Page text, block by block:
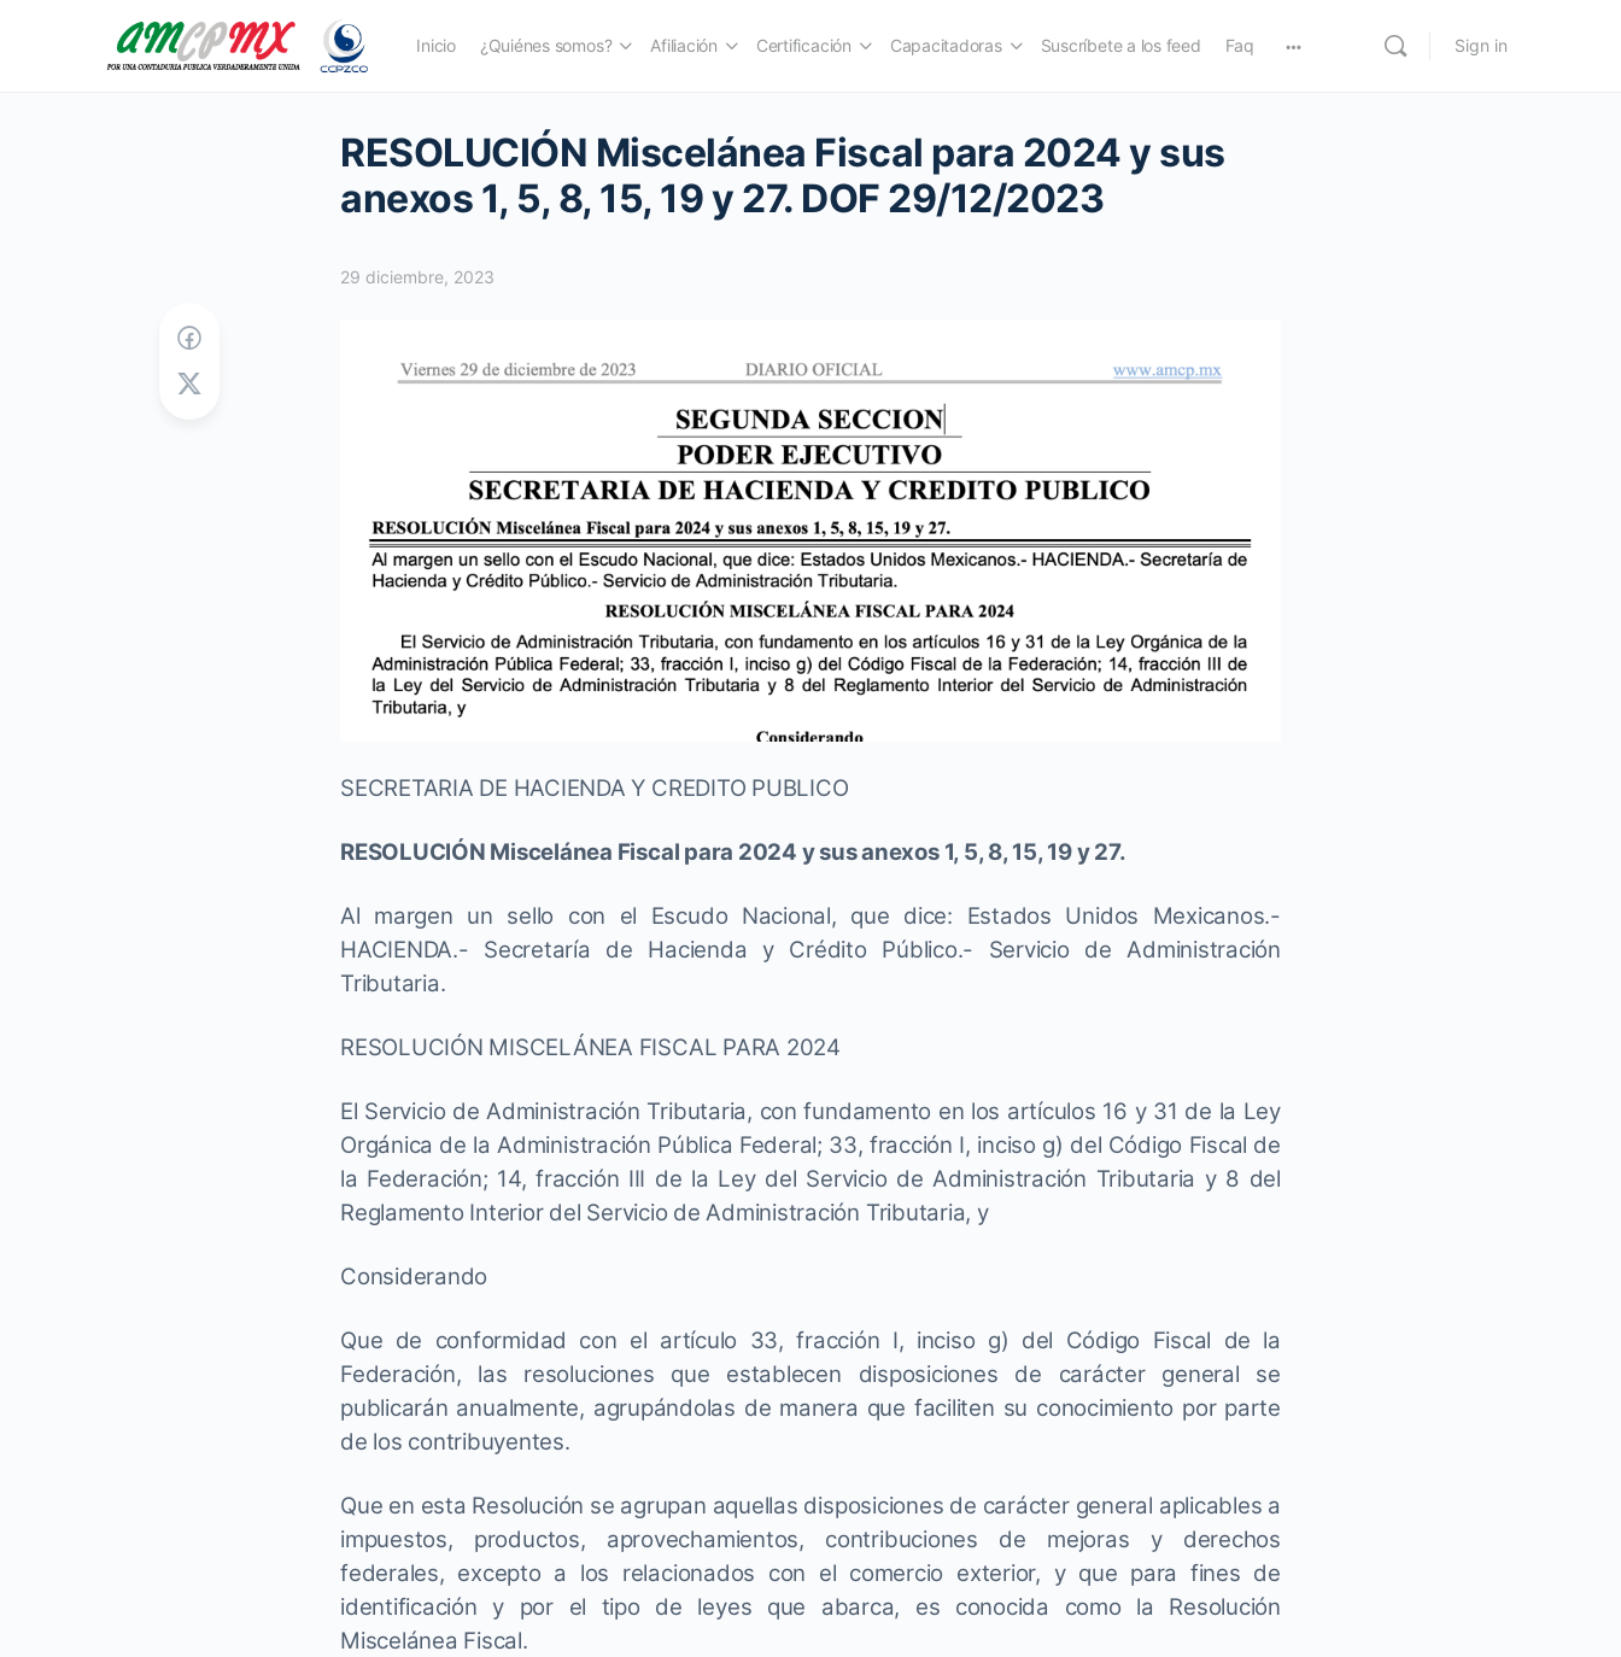
Inicio ¿Quiénes somos? Afiliación Certificación Capacitadoras Suscríbete a los feed Faq Sign in
RESOLUCIÓN Miscelánea Fiscal para 2024 y sus
anexos 1, 5, 8, 15, 19 y 27. DOF 29/12/2023
29 diciembre, 2023
SECRETARIA DE HACIENDA Y CREDITO PUBLICO
RESOLUCIÓN Miscelánea Fiscal para 2024 y sus anexos 1, 5, 8, 15, 19 y 27.
Al margen un sello con el Escudo Nacional, que dice: Estados Unidos Mexicanos.-
HACIENDA.- Secretaría de Hacienda y Crédito Público.- Servicio de Administración
Tributaria.
RESOLUCIÓN MISCELÁNEA FISCAL PARA 2024
El Servicio de Administración Tributaria, con fundamento en los artículos 16 y 31 de la Ley
Orgánica de la Administración Pública Federal; 33, fracción I, inciso g) del Código Fiscal de
la Federación; 14, fracción III de la Ley del Servicio de Administración Tributaria y 8 del
Reglamento Interior del Servicio de Administración Tributaria, y
Considerando
Que de conformidad con el artículo 33, fracción I, inciso g) del Código Fiscal de la
Federación, las resoluciones que establecen disposiciones de carácter general se
publicarán anualmente, agrupándolas de manera que faciliten su conocimiento por parte
de los contribuyentes.
Que en esta Resolución se agrupan aquellas disposiciones de carácter general aplicables a
impuestos, productos, aprovechamientos, contribuciones de mejoras y derechos
federales, excepto a los relacionados con el comercio exterior, y que para fines de
identificación y por el tipo de leyes que abarca, es conocida como la Resolución
Miscelánea Fiscal.